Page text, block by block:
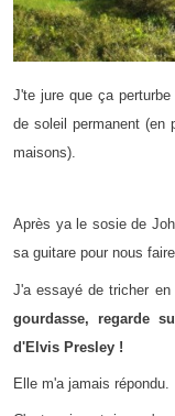
J'te jure que ça
de soleil permanent
maisons).
Après ya le sosie de
sa guitare pour nous
J'a essayé de tricher
gourdasse, regarde
d'Elvis Presley !
Elle m'a jamais répondu.